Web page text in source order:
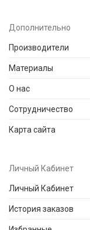
Дополнительно
Производители
Материалы
О нас
Сотрудничество
Карта сайта
Личный Кабинет
Личный Кабинет
История заказов